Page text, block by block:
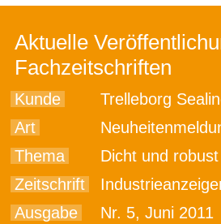
Aktuelle
Fachzeitschriften
Kunde
Trelleborg Sealing
Art
Thema
Dicht und robust
Zeitschrift
Ausgabe
Nr. 5, Juni 2011